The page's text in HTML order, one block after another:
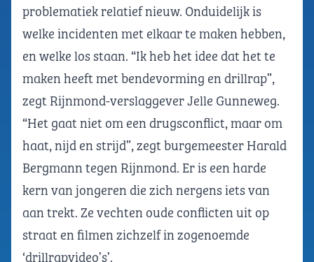
problematiek relatief nieuw. Onduidelijk is
welke incidenten met elkaar te maken hebben,
en welke los staan. “Ik heb het idee dat het te
maken heeft met bendevorming en drillrap”,
zegt Rijnmond-verslaggever Jelle Gunneweg.
“Het gaat niet om een drugsconflict, maar om
haat, nijd en strijd”, zegt burgemeester Harald
Bergmann tegen Rijnmond. Er is een harde
kern van jongeren die zich nergens iets van
aan trekt. Ze vechten oude conflicten uit op
straat en filmen zichzelf in zogenoemde
‘drillrapvideo’s’.